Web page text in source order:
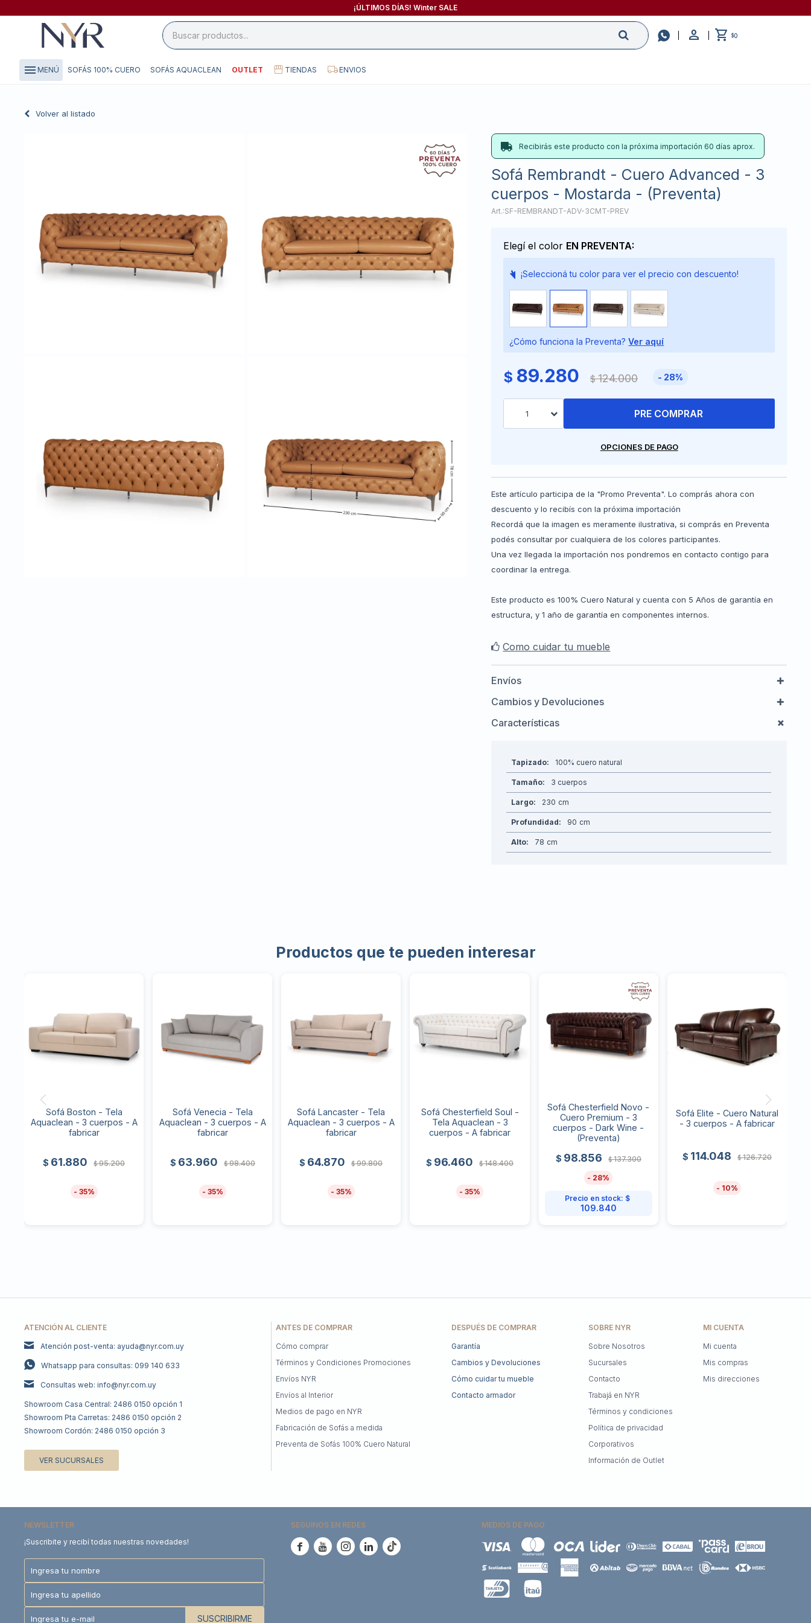
¡ÚLTIMOS DÍAS! Winter SALE
 $0
menu MENÚ SOFÁS 100% CUERO SOFÁS AQUACLEAN OUTLET TIENDAS ENVIOS
Volver al listado
Recibirás este producto con la próxima importación 60 días aprox.
Sofá Rembrandt - Cuero Advanced - 3
cuerpos - Mostarda - (Preventa)
SF-REMBRANDT-ADV-3CMT-PREV
Elegí el color EN PREVENTA:
¡Seleccioná tu color para ver el precio con descuento!
¿Cómo funciona la Preventa?Ver aquí
$ 89.280 $ 124.000 28
1 PRE COMPRAR
OPCIONES DE PAGO
Este artículo participa de la "Promo Preventa". Lo comprás ahora con
descuento y lo recibís con la próxima importación
Recordá que la imagen es meramente ilustrativa, si comprás en Preventa
podés consultar por cualquiera de los colores participantes.
Una vez llegada la importación nos pondremos en contacto contigo para
coordinar la entrega.
Este producto es 100% Cuero Natural y cuenta con 5 Años de garantía en
estructura, y 1 año de garantía en componentes internos.
Como cuidar tu mueble
Envíos
Cambios y Devoluciones
Características
Tapizado 100% cuero natural
Tamaño 3 cuerpos
Largo 230
Profundidad 90
Alto 78
Productos que te pueden interesar
Sofá Boston - Tela
Aquaclean - 3 cuerpos - A
fabricar
$ 61.880 $ 95.200
35
Sofá Venecia - Tela
Aquaclean - 3 cuerpos - A
fabricar
$ 63.960 $ 98.400
35
Sofá Lancaster - Tela
Aquaclean - 3 cuerpos - A
fabricar
$ 64.870 $ 99.800
35
Sofá Chesterfield Soul -
Tela Aquaclean - 3
cuerpos - A fabricar
$ 96.460 $ 148.400
35
Sofá Chesterfield Novo -
Cuero Premium - 3
cuerpos - Dark Wine -
(Preventa)
$ 98.856 $ 137.300
28
Precio en stock: $
109.840
Sofá Elite - Cuero Natural
- 3 cuerpos - A fabricar
$ 114.048 $ 126.720
10
ATENCIÓN AL CLIENTE
Atención post-venta: ayuda@nyr.com.uy
Whatsapp para consultas: 099 140 633
Consultas web: info@nyr.com.uy
Showroom Casa Central: 2486 0150 opción 1
Showroom Pta Carretas: 2486 0150 opción 2
Showroom Cordón: 2486 0150 opción 3
VER SUCURSALES
DESPUÉS DE COMPRAR
Garantía
Cambios y Devoluciones
Cómo cuidar tu mueble
Contacto armador
SOBRE NYR
Sobre Nosotros
Sucursales
Contacto
Trabajá en NYR
Términos y condiciones
Política de privacidad
Corporativos
Información de Outlet
ANTES DE COMPRAR
Cómo comprar
Términos y Condiciones Promociones
Envíos NYR
Envíos al Interior
Medios de pago en NYR
Fabricación de Sofás a medida
Preventa de Sofás 100% Cuero Natural
MI CUENTA
Mi cuenta
Mis compras
Mis direcciones
NEWSLETTER
¡Suscribite y recibí todas nuestras novedades!
SUSCRIBIRME
SEGUINOS EN REDES
    
MEDIOS DE PAGO
close